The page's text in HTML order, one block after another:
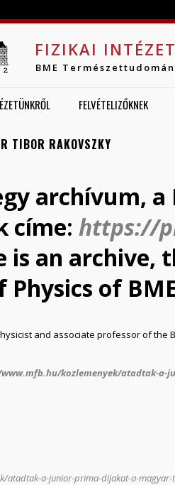
FIZIKAI
BME
FELVÉTELIZŐKNEK
TIBOR RAKOVSZKY
archívum,
címe: https://
is an archive,
of
and associate professor of the
kozlemenyek/atadtak-a-
atadtak-a-junior-prima-dijakat-a-